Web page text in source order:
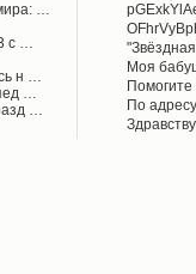
…
с …
н …
…
…
своего
поднял
Моя
Айрих
в
По